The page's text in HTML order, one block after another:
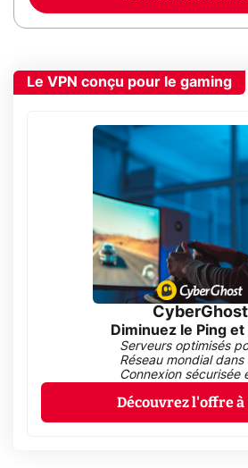
Le VPN conçu pour le gaming
CyberGhost
Diminuez le Ping et
Serveurs optimisés
Réseau mondial
Connexion sécurisée
Découvrez l'offre à